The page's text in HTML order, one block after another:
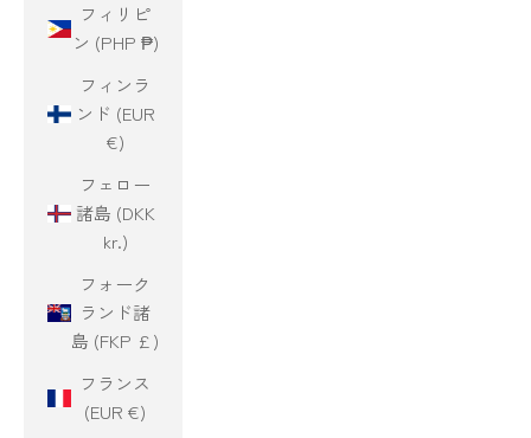
フィリピ
ン (PHP ₱)
フィンラ
ンド (EUR
€)
フェロー
諸島 (DKK
kr.)
フォーク
ランド諸
島 (FKP £)
フランス
(EUR €)